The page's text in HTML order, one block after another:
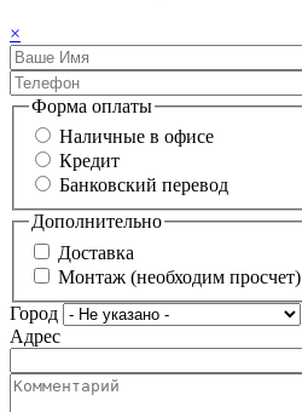
×
Форма оплаты
Наличные в офисе
Кредит
Банковский перевод
Дополнительно
Доставка
Монтаж (необходим просчет)
Город
Адрес